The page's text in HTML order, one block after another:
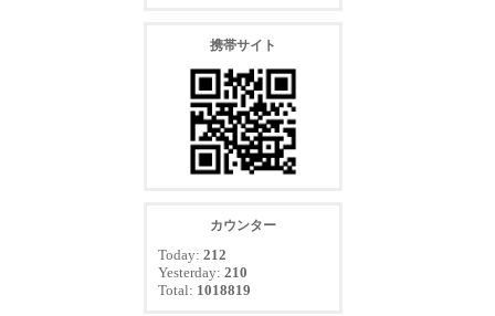
携帯サイト
カウンター
Today: 212
Yesterday: 210
Total: 1018819